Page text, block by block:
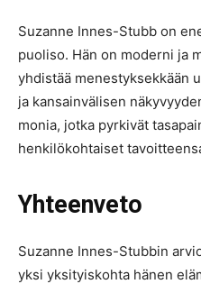
Suzanne Innes-Stubb on
puoliso. Hän on moderni ja
yhdistää menestyksekkään
ja kansainvälisen
monia, jotka pyrkivät
henkilökohtaiset
Yhteenveto
Suzanne Innes-Stubbin
yksi yksityiskohta hänen